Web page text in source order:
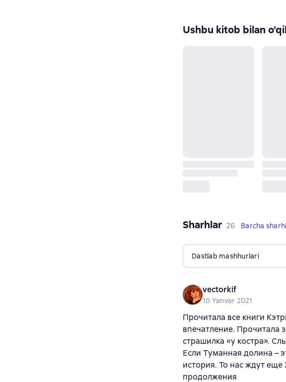
Ushbu kitob bilan
Sharhlar 26 sharhlar
26 Barcha
Dastlab mashhurlari
vectorkif
10 Yanvar 2021
Прочитала все книги
впечатление. Прочитала
страшилка «у костра».
Если Туманная долина –
история. То нас ждут
продолжения